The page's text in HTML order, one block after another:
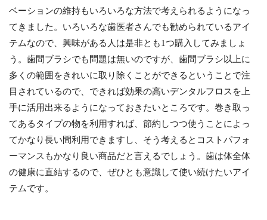
ベーションの維持もいろいろな方法で考えられるようになっ
てきました。いろいろな歯医者さんでも勧められているアイ
テムなので、興味がある人は是非とも1つ購入してみましょ
う。歯間ブラシでも問題は無いのですが、歯間ブラシ以上に
多くの範囲をきれいに取り除くことができるということで注
目されているので、できれば効果の高いデンタルフロスを上
手に活用出来るようになっておきたいところです。巻き取っ
てあるタイプの物を利用すれば、節約しつつ使うことによっ
てかなり長い間利用できますし、そう考えるとコストパフォ
ーマンスもかなり良い商品だと言えるでしょう。歯は体全体
の健康に直結するので、ぜひとも意識して使い続けたいアイ
テムです。